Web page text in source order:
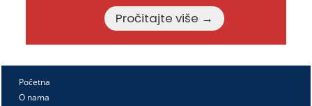
Pročitajte više →
Početna
O nama